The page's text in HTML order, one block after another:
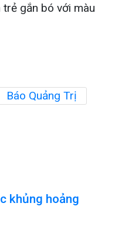
gắn bó với màu
Báo Quảng Trị
khủng hoảng